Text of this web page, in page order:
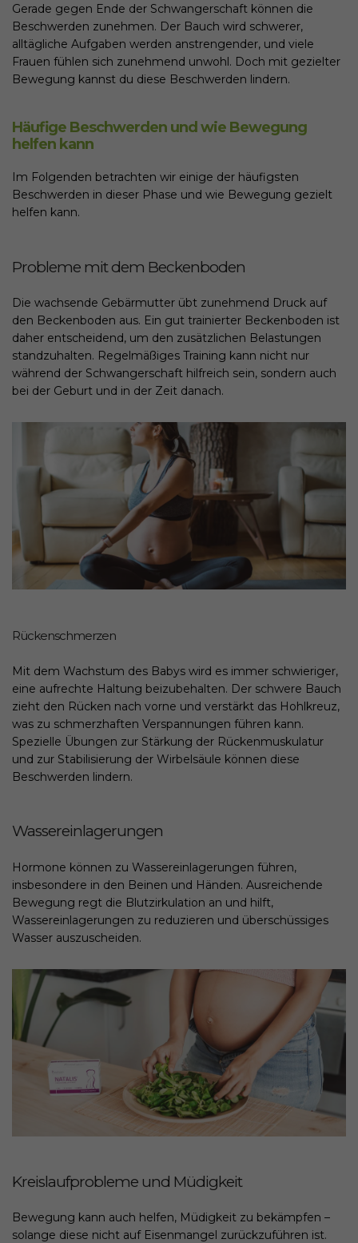
Gerade gegen Ende der Schwangerschaft können die
Beschwerden zunehmen. Der Bauch wird schwerer,
alltägliche Aufgaben werden anstrengender, und viele
Frauen fühlen sich zunehmend unwohl. Doch mit gezielter
Bewegung kannst du diese Beschwerden lindern.
Häufige Beschwerden und wie Bewegung
helfen kann
Im Folgenden betrachten wir einige der häufigsten
Beschwerden in dieser Phase und wie Bewegung gezielt
helfen kann.
Probleme mit dem Beckenboden
Die wachsende Gebärmutter übt zunehmend Druck auf
den Beckenboden aus. Ein gut trainierter Beckenboden ist
daher entscheidend, um den zusätzlichen Belastungen
standzuhalten. Regelmäßiges Training kann nicht nur
während der Schwangerschaft hilfreich sein, sondern auch
bei der Geburt und in der Zeit danach.
Rückenschmerzen
Mit dem Wachstum des Babys wird es immer schwieriger,
eine aufrechte Haltung beizubehalten. Der schwere Bauch
zieht den Rücken nach vorne und verstärkt das Hohlkreuz,
was zu schmerzhaften Verspannungen führen kann.
Spezielle Übungen zur Stärkung der Rückenmuskulatur
und zur Stabilisierung der Wirbelsäule können diese
Beschwerden lindern.
Wassereinlagerungen
Hormone können zu Wassereinlagerungen führen,
insbesondere in den Beinen und Händen. Ausreichende
Bewegung regt die Blutzirkulation an und hilft,
Wassereinlagerungen zu reduzieren und überschüssiges
Wasser auszuscheiden.
Kreislaufprobleme und Müdigkeit
Bewegung kann auch helfen, Müdigkeit zu bekämpfen –
solange diese nicht auf Eisenmangel zurückzuführen ist.